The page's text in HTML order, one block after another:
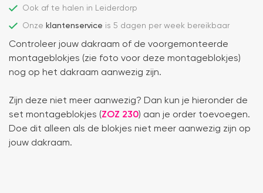
Ook af te halen in Leiderdorp
Onze klantenservice is 5 dagen per week bereikbaar
Controleer jouw dakraam of de voorgemonteerde
montageblokjes (zie foto voor deze montageblokjes)
nog op het dakraam aanwezig zijn.
Zijn deze niet meer aanwezig? Dan kun je hieronder de
set montageblokjes (ZOZ 230) aan je order toevoegen.
Doe dit alleen als de blokjes niet meer aanwezig zijn op
jouw dakraam.